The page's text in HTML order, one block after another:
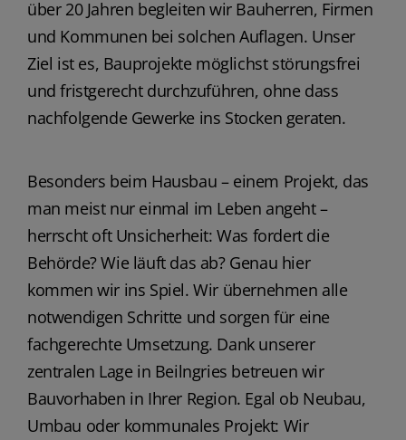
über 20 Jahren begleiten wir Bauherren, Firmen
und Kommunen bei solchen Auflagen. Unser
Ziel ist es, Bauprojekte möglichst störungsfrei
und fristgerecht durchzuführen, ohne dass
nachfolgende Gewerke ins Stocken geraten.
Besonders beim Hausbau – einem Projekt, das
man meist nur einmal im Leben angeht –
herrscht oft Unsicherheit: Was fordert die
Behörde? Wie läuft das ab? Genau hier
kommen wir ins Spiel. Wir übernehmen alle
notwendigen Schritte und sorgen für eine
fachgerechte Umsetzung. Dank unserer
zentralen Lage in Beilngries betreuen wir
Bauvorhaben in Ihrer Region. Egal ob Neubau,
Umbau oder kommunales Projekt: Wir